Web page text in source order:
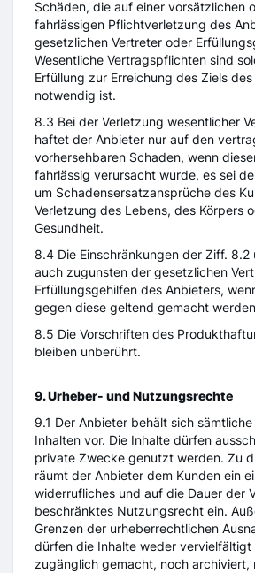
Schäden, die auf einer vorsätzlichen
fahrlässigen Pflichtverletzung des
gesetzlichen Vertreter oder
Wesentliche Vertragspflichten sind
Erfüllung zur Erreichung des Ziels
notwendig ist.
8.3 Bei der Verletzung wesentlicher
haftet der Anbieter nur auf den
vorhersehbaren Schaden, wenn
fahrlässig verursacht wurde, es sei
um Schadensersatzansprüche des
Verletzung des Lebens, des Körpers
Gesundheit.
8.4 Die Einschränkungen der Ziff.
auch zugunsten der gesetzlichen
Erfüllungsgehilfen des Anbieters,
gegen diese geltend gemacht
8.5 Die Vorschriften des
bleiben unberührt.
9. Urheber- und Nutzungsrechte
9.1 Der Anbieter behält sich
Inhalten vor. Die Inhalte dürfen
private Zwecke genutzt werden. Zu
räumt der Anbieter dem Kunden ein
widerrufliches und auf die Dauer der
beschränktes Nutzungsrecht ein.
Grenzen der urheberrechtlichen
dürfen die Inhalte weder
zugänglich gemacht, noch archiviert,